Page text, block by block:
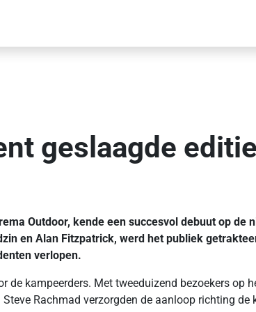
geslaagde
Outdoor, kende een succesvol debuut op
en Alan Fitzpatrick, werd het publiek
verlopen.
de kampeerders. Met tweeduizend bezoekers op
Rachmad verzorgden de aanloop richting